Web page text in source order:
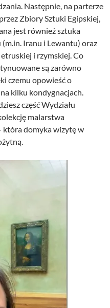
Następnie, na parterze
Zbiory Sztuki Egipskiej,
jest również sztuka
Iranu i Lewantu) oraz
i rzymskiej. Co
są zarówno
czemu opowieść o
kilku kondygnacjach.
część Wydziału
malarstwa
która domyka wizytę w